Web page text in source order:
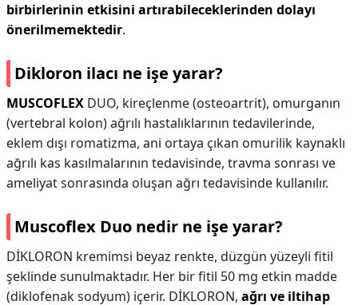
birbirlerinin etkisini artırabileceklerinden dolayı
önerilmemektedir.
Dikloron ilacı ne işe yarar?
MUSCOFLEX DUO, kireçlenme (osteoartrit), omurganın
(vertebral kolon) ağrılı hastalıklarının tedavilerinde,
eklem dışı romatizma, ani ortaya çıkan omurilik kaynaklı
ağrılı kas kasılmalarının tedavisinde, travma sonrası ve
ameliyat sonrasında oluşan ağrı tedavisinde kullanılır.
Muscoflex Duo nedir ne işe yarar?
DİKLORON kremimsi beyaz renkte, düzgün yüzeyli fitil
şeklinde sunulmaktadır. Her bir fitil 50 mg etkin madde
(diklofenak sodyum) içerir. DİKLORON, ağrı ve iltihap